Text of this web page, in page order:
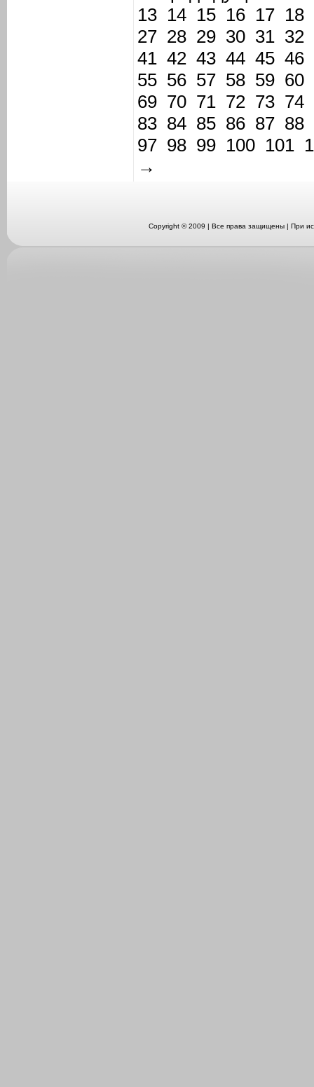
13 14 15 16 17 18
27 28 29 30 31 32
41 42 43 44 45 46
55 56 57 58 59 60
69 70 71 72 73 74
83 84 85 86 87 88
97 98 99 100 101
→
Copyright © 2009 | Все права защищены | При